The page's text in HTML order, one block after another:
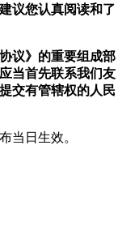
议您认真阅读和了
议》的重要组成部
当首先联系我们友
交有管辖权的人民
当日生效。